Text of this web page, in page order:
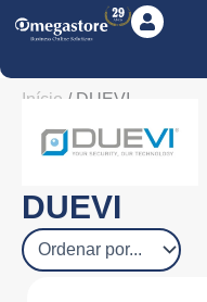
content
Início / DUEVI
DUEVI